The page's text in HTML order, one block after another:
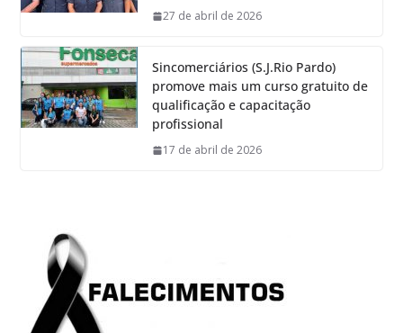
27 de abril de 2026
Sincomerciários (S.J.Rio Pardo)
promove mais um curso gratuito de
qualificação e capacitação
profissional
17 de abril de 2026